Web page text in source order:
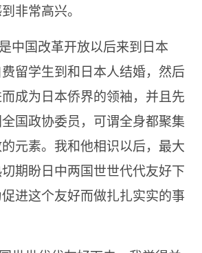
非常高兴。
中国改革开放以后来到日本
留学生到和日本人结婚，然后
成为日本侨界的领袖，并且先
国政协委员，可谓全身都聚集
元素。我和他相识以后，最大
期盼日中两国世世代代友好下
进这个友好而做扎扎实实的事